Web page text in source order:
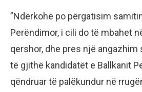
”Ndërkohë po përgatisim
Perëndimor, i cili do të mbahet
qershor, dhe pres një
të gjithë kandidatët e Ballkanit
qëndruar të palëkundur në